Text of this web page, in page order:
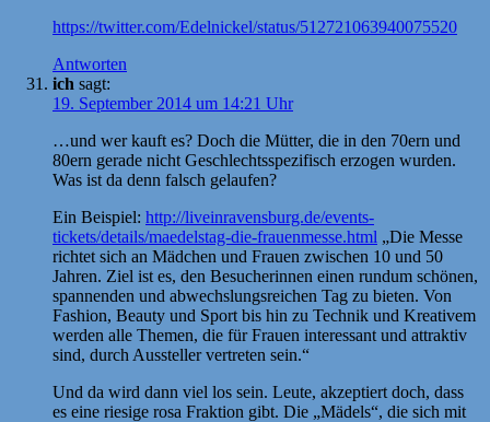
https://twitter.com/Edelnickel/status/512721063940075520
Antworten
ich sagt:
19. September 2014 um 14:21 Uhr
…und wer kauft es? Doch die Mütter, die in den 70ern und
80ern gerade nicht Geschlechtsspezifisch erzogen wurden.
Was ist da denn falsch gelaufen?
Ein Beispiel: http://liveinravensburg.de/events-
tickets/details/maedelstag-die-frauenmesse.html „Die Messe
richtet sich an Mädchen und Frauen zwischen 10 und 50
Jahren. Ziel ist es, den Besucherinnen einen rundum schönen,
spannenden und abwechslungsreichen Tag zu bieten. Von
Fashion, Beauty und Sport bis hin zu Technik und Kreativem
werden alle Themen, die für Frauen interessant und attraktiv
sind, durch Aussteller vertreten sein.“
Und da wird dann viel los sein. Leute, akzeptiert doch, dass
es eine riesige rosa Fraktion gibt. Die „Mädels“, die sich mit